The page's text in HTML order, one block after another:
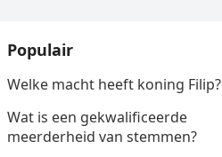
Populair
Welke macht heeft koning Filip?
Wat is een gekwalificeerde
meerderheid van stemmen?